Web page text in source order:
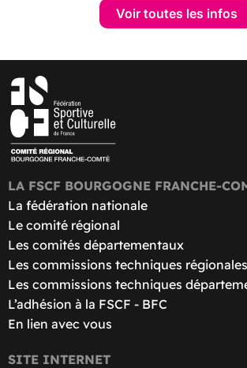
Voir toutes les infos
LA FSCF BOURGOGNE FRANCHE-
La fédération nationale
Le comité régional
Les comités départementaux
Les commissions techniques régionales
Les commissions techniques
L’adhésion à la FSCF - BFC
En lien avec vous
SITE INTERNET